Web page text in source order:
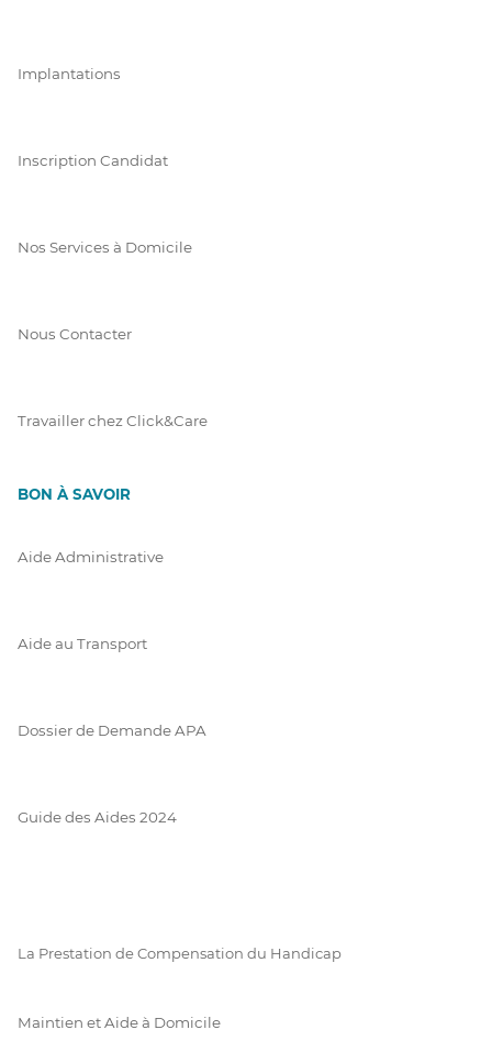
Implantations
Inscription Candidat
Nos Services à Domicile
Nous Contacter
Travailler chez Click&Care
BON À SAVOIR
Aide Administrative
Aide au Transport
Dossier de Demande APA
Guide des Aides 2024
La Prestation de Compensation du Handicap
Maintien et Aide à Domicile